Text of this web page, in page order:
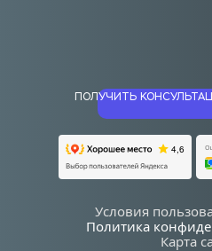
Политика
Карта
ПОЛУЧИТЬ